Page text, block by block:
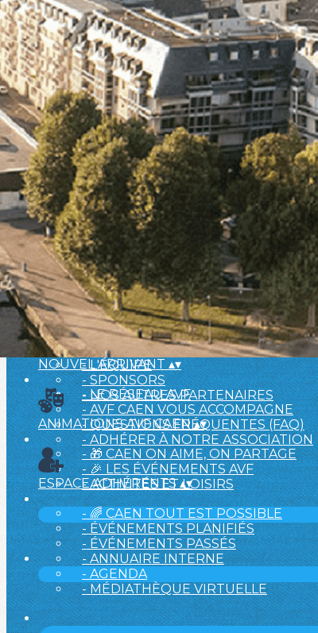
Exporter les lignes sélectionnées
Exporter toutes les colonnes
Exporter uniquement les colonnes affichées
Menu
<
>
- 🎁 Caen on aime, on partage
- 🎉 Les événements AVF
- Activités et Loisirs
Ajoutez un logo, un bouton, des réseaux sociaux
Cliquez pour éditer
L'ASSOCIATION▴▾
- L'ASSOCIATION
- BROCHURE
- L'ÉQUIPE
- SPONSORS
- NOS AUTRES PARTENAIRES
NOUVEL ARRIVANT▴▾
- LE RÉSEAU AVF
- AVF CAEN VOUS ACCOMPAGNE
- QUESTIONS FRÉQUENTES (FAQ)
- ADHÉRER À NOTRE ASSOCIATION
ANIMATIONS AVF CAEN▴▾
- 🎁 CAEN ON AIME, ON PARTAGE
- 🎉 LES ÉVÉNEMENTS AVF
- ACTIVITÉS ET LOISIRS
ESPACE ADHÉRENTS▴▾
- 🌈 CAEN TOUT EST POSSIBLE
- ÉVÉNEMENTS PLANIFIÉS
- ÉVÉNEMENTS PASSÉS
- ANNUAIRE INTERNE
- AGENDA
- MÉDIATHÈQUE VIRTUELLE